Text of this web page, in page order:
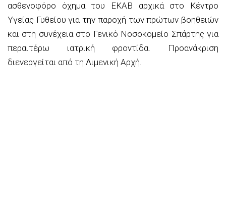
ασθενοφόρο όχημα του ΕΚΑΒ αρχικά στο Κέντρο
Υγείας Γυθείου για την παροχή των πρώτων βοηθειών
και στη συνέχεια στο Γενικό Νοσοκομείο Σπάρτης για
περαιτέρω ιατρική φροντίδα. Προανάκριση
διενεργείται από τη Λιμενική Αρχή.